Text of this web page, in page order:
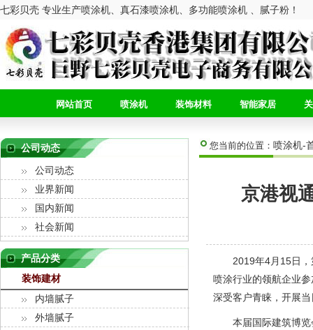
七彩贝壳 专业生产喷涂机、真石漆喷涂机、多功能喷涂机 、腻子粉！
网站首页 喷涂机 装饰材料 智能家居
公司动态
公司动态
业界新闻
国内新闻
社会新闻
产品分类
装饰建材
内墙腻子
外墙腻子
您当前的位置： 喷涂机-
京港视
2019年4月15日，第
喷涂行业的领航企业
深受客户青睐，开展
本届国际建筑博览会